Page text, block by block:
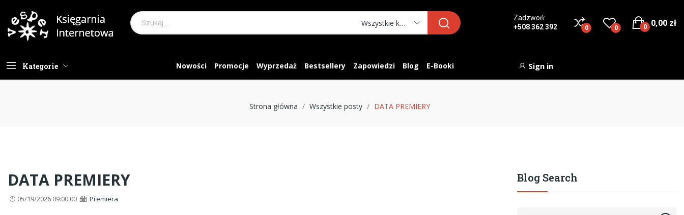
Wszystkie kategorie
Zadzwoń:
+508 362 392
0 0 0,00 zł
0
Kategorie Nowości Promocje Wyprzedaż Bestsellery Zapowiedzi Blog E-Booki Sign in
Strona główna Wszystkie posty DATA PREMIERY
DATA PREMIERY
05/19/2026 09:00:00 Premiera
Blog Search